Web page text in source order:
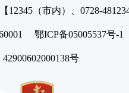
12345（市内）、0728-
鄂ICP备05005537号
42900602000138号